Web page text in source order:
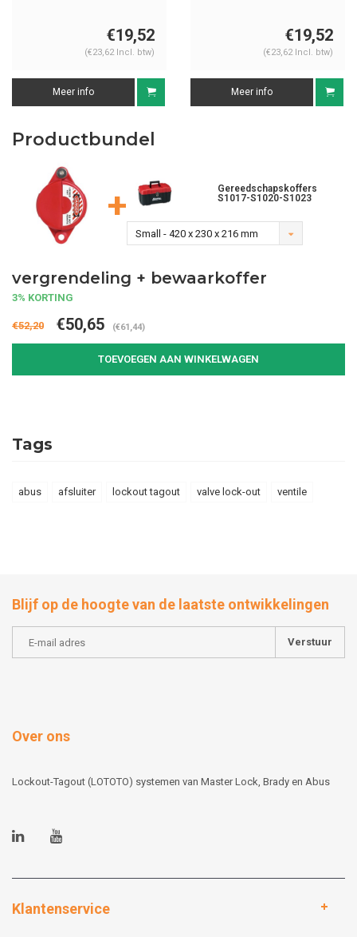
€19,52
(€23,62 Incl. btw)
Meer info
€19,52
(€23,62 Incl. btw)
Meer info
Productbundel
+
Gereedschapskoffers
S1017-S1020-S1023
Small - 420 x 230 x 216 mm
vergrendeling + bewaarkoffer
3% KORTING
€52,20 €50,65 (€61,44)
TOEVOEGEN AAN WINKELWAGEN
Tags
abus afsluiter lockout tagout valve lock-out ventile
Blijf op de hoogte van de laatste ontwikkelingen
Verstuur
Over ons
Lockout-Tagout (LOTOTO) systemen van Master Lock, Brady en Abus
Klantenservice